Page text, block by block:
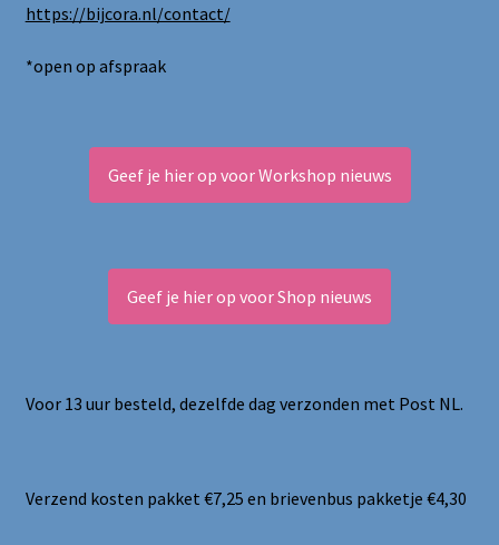
https://bijcora.nl/contact/
*open op afspraak
Geef je hier op voor Workshop nieuws
Geef je hier op voor Shop nieuws
Voor 13 uur besteld, dezelfde dag verzonden met Post NL.
Verzend kosten pakket €7,25 en brievenbus pakketje €4,30